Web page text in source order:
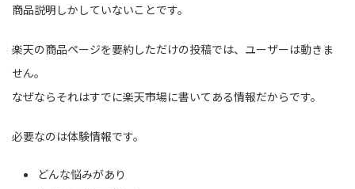
商品説明しかしていないことです。
楽天の商品ページを要約しただけの投稿では、ユーザーは動きま
せん。
なぜならそれはすでに楽天市場に書いてある情報だからです。
必要なのは体験情報です。
どんな悩みがあり